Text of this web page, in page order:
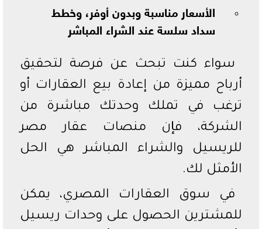
الأسعار مناسبة وبدون أوفر، وخطط
سداد سلسة عند الشراء المباشر
سواء كنت تبحث عن فرصة لتحقيق
أرباح مميزة من إعادة بيع العقارات أو
ترغب في تملك وحدتك مباشرة من
الشركة، فإن منصات عقار مصر
للريسيل والشراء المباشر هي الحل
الأمثل لك.
في سوق العقارات المصري، يمكن
للمشترين الحصول على وحدات ريسيل